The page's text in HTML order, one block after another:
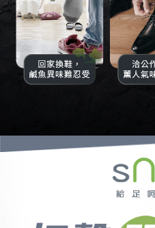
臭味難題在眼
回家換鞋，鹹魚異味難忍受 洽